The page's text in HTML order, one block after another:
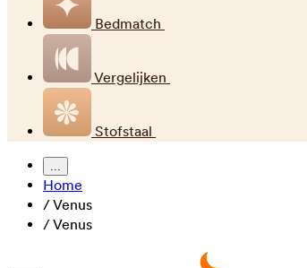
Bedmatch
Vergelijken
Stofstaal
...
Home
/Venus
/Venus